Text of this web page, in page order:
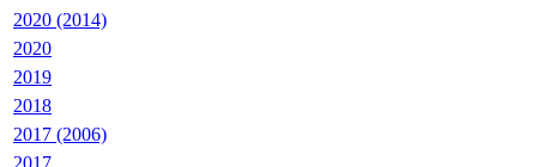
2020 (2014)
2020
2019
2018
2017 (2006)
2017